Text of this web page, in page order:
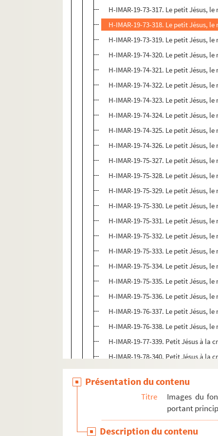
H-IMAR-19-73-317. Le petit Jésus,
H-IMAR-19-73-318. Le petit Jésus,
H-IMAR-19-73-319. Le petit Jésus,
H-IMAR-19-74-320. Le petit Jésus,
H-IMAR-19-74-321. Le petit Jésus,
H-IMAR-19-74-322. Le petit Jésus,
H-IMAR-19-74-323. Le petit Jésus,
H-IMAR-19-74-324. Le petit Jésus,
H-IMAR-19-74-325. Le petit Jésus,
H-IMAR-19-74-326. Le petit Jésus,
H-IMAR-19-75-327. Le petit Jésus,
H-IMAR-19-75-328. Le petit Jésus,
H-IMAR-19-75-329. Le petit Jésus,
H-IMAR-19-75-330. Le petit Jésus,
H-IMAR-19-75-331. Le petit Jésus,
H-IMAR-19-75-332. Le petit Jésus,
H-IMAR-19-75-333. Le petit Jésus,
H-IMAR-19-75-334. Le petit Jésus,
H-IMAR-19-75-335. Le petit Jésus,
H-IMAR-19-75-336. Le petit Jésus,
H-IMAR-19-76-337. Le petit Jésus,
H-IMAR-19-76-338. Le petit Jésus,
H-IMAR-19-77-339. Petit Jésus à la
H-IMAR-19-78-340. Petit Jésus à la
H-IMAR-19-78-341. Petit Jésus à la
H-IMAR-19-78-342. Petit Jésus à la
H-IMAR-19-78-343. Petit Jésus à la
H-IMAR-19-79-345. Noël du petit
Présentation du contenu
Titre
Images du
portant
Description du contenu